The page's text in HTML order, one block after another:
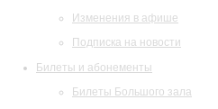
Изменения в афише
Подписка на новости
Билеты и абонементы
Билеты Большого зала